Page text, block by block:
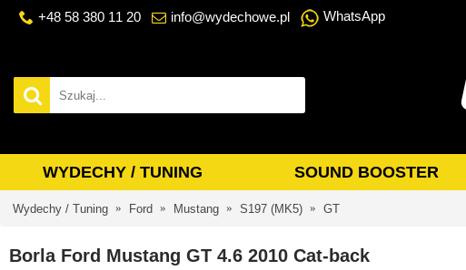
+48 58 380 11 20 info@wydechowe.pl WhatsApp
WYDECHY / TUNING SOUND BOOSTER
Wydechy / Tuning Ford Mustang S197 (MK5) GT
Borla Ford Mustang GT 4.6 2010 Cat-back